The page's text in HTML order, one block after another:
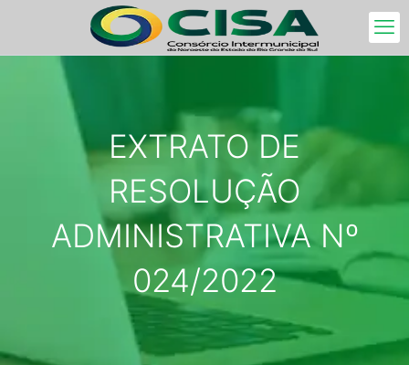
EXTRATO DE
RESOLUÇÃO
ADMINISTRATIVA Nº
024/2022